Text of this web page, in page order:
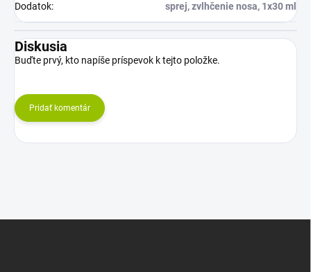
Dodatok: sprej, zvlhčenie nosa, 1x30 ml
Diskusia
Buďte prvý, kto napíše príspevok k tejto položke.
Pridať komentár